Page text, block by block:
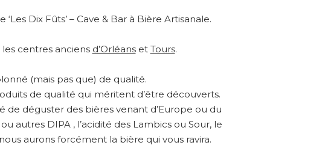
Dix Fûts’ – Cave & Bar à Bière Artisanale.
les centres anciens d’Orléanset Tours.
(mais pas que) de qualité.
de qualité qui méritent d’être découverts.
de déguster des bières venant d’Europe ou du
autres DIPA , l’acidité des Lambics ou Sour, le
aurons forcément la bière qui vous ravira.